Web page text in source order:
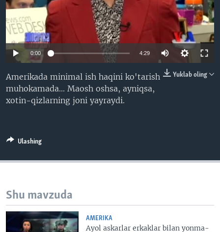
VIDEO
XABARLAR SURATLARDA
ODNOKLASSNIKI
TELEGRAM
TWITTER
SOUNDCLOUD
VOA
0:00 4:29
Yuklab oling
Amerikada minimal ish haqini ko'tarish
muhokamada... Maosh oshsa, ayniqsa,
xotin-qizlarning joni yayraydi.
Ulashing
Shu mavzuda
AMERIKA
Ayol askarlar erkaklar bilan yonma-